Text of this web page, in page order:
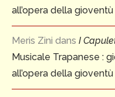
all’opera della
Meris Zini dans I
Musicale Trapanese :
all’opera della